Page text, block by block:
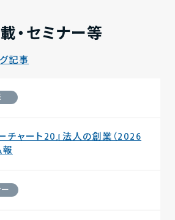
・セミナー等
記事
チャート20』法人の創業（2026